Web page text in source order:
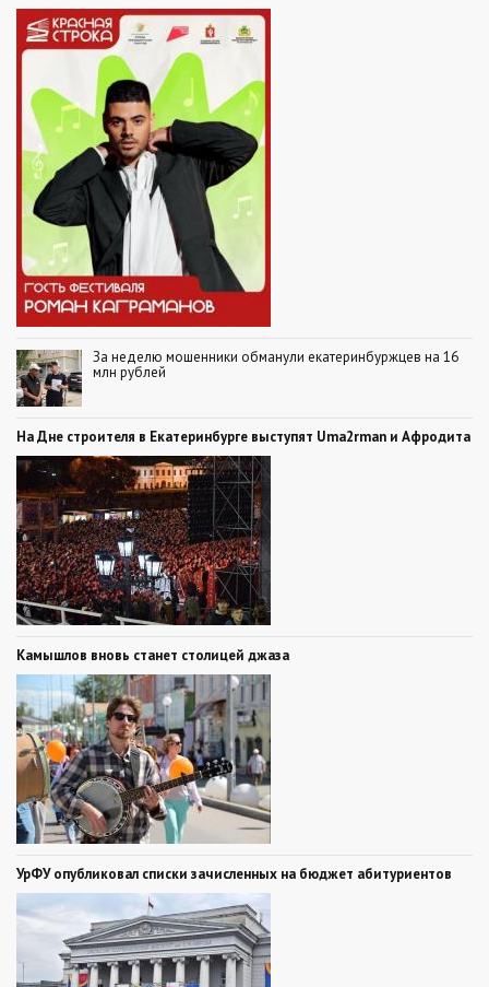
За неделю мошенники обманули екатеринбуржцев на 16
млн рублей
На Дне строителя в Екатеринбурге выступят Uma2rman и Афродита
Камышлов вновь станет столицей джаза
УрФУ опубликовал списки зачисленных на бюджет абитуриентов